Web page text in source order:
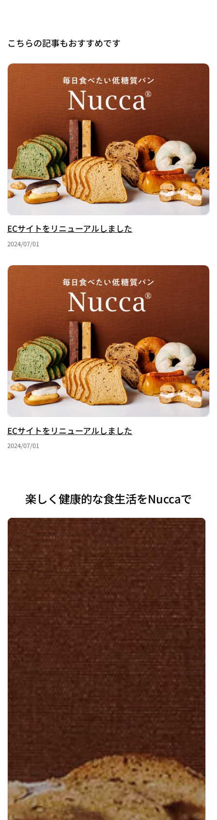
こちらの記事もおすすめです
ECサイトをリニューアルしました
2024/07/01
ECサイトをリニューアルしました
2024/07/01
楽しく健康的な食生活をNuccaで